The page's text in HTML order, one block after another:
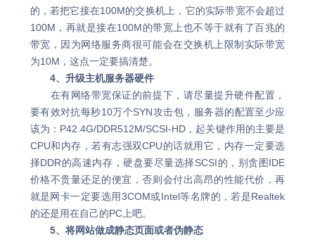
的，若把它接在100M的交换机上，它的实际带宽不会超过
100M，再就是接在100M的带宽上也不等于就有了百兆的
带宽，因为网络服务商很可能会在交换机上限制实际带宽
为10M，这点一定要搞清楚。
4、升级主机服务器硬件
在有网络带宽保证的前提下，请尽量提升硬件配置，
要有效对抗每秒10万个SYN攻击包，服务器的配置至少应
该为：P42.4G/DDR512M/SCSI-HD，起关键作用的主要是
CPU和内存，若有志强双CPU的话就用它，内存一定要选
择DDR的高速内存，硬盘要尽量选择SCSI的，别贪图IDE
价格不贵量还足的便宜，否则会付出高昂的性能代价，再
就是网卡一定要选用3COM或Intel等名牌的，若是Realtek
的还是用在自己的PC上吧。
5、将网站做成静态页面或者伪静态